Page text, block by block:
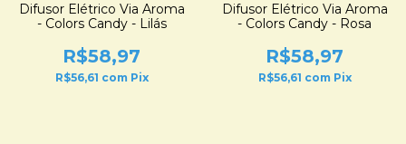
Difusor Elétrico Via Aroma
- Colors Candy - Lilás
R$58,97
R$56,61 com Pix
Difusor Elétrico Via Aroma
- Colors Candy - Rosa
R$58,97
R$56,61 com Pix